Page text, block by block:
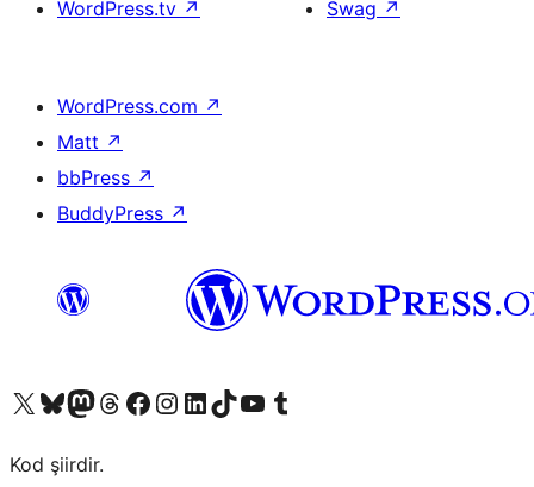
WordPress.tv ↗
Swag ↗
WordPress.com ↗
Matt ↗
bbPress ↗
BuddyPress ↗
X (eski Twitter) hesabımıza bakın
Bluesky hesabımızı ziyaret edinMastodon hesabımızı ziyaret edinThreads hesabımızı ziyaret edinFacebook sayfamızı ziyaret edinInstagram hesabımızı ziyaret edinLinkedIn hesabımızı ziyaret edinTikTok hesabımızı ziyaret edinYouTube kanalımızı ziyaret edinTumblr hesabımızı ziyaret edin
Kod şiirdir.